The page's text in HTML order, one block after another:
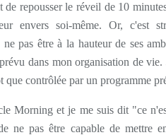
repousser le réveil de 10
envers soi-même. Or, c'est
pas être à la hauteur de ses
dans mon organisation de
que contrôlée par un programme
Morning et je me suis dit "ce
ne pas être capable de mettre